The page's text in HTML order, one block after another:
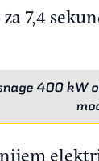
7,4
400 kW